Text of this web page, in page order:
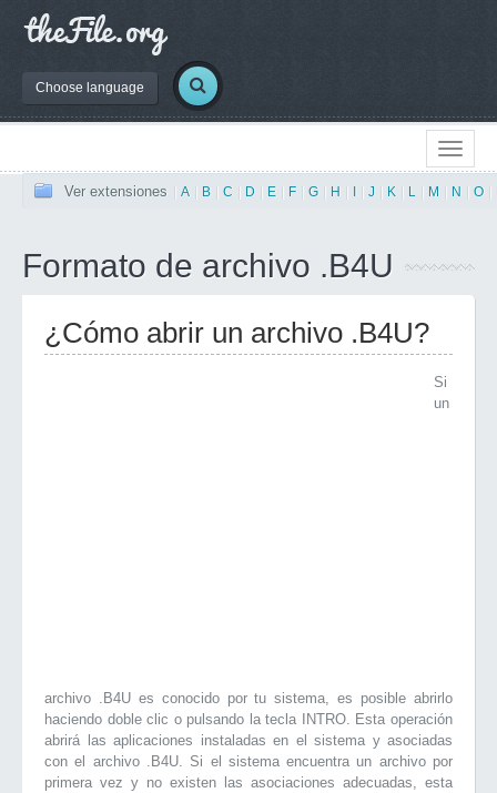
Choose language
Ver extensiones A B C D E F G H J K L M N O
Formato de archivo .B4U
¿Cómo abrir un archivo .B4U?
Si
un
archivo .B4U es conocido por tu sistema, es posible abrirlo
haciendo doble clic o pulsando la tecla INTRO. Esta operación
abrirá las aplicaciones instaladas en el sistema y asociadas
con el archivo .B4U. Si el sistema encuentra un archivo por
primera vez y no existen las asociaciones adecuadas, esta